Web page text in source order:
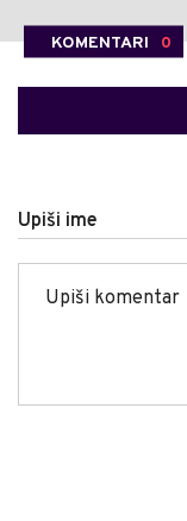
KOMENTARI 0
Upiši ime